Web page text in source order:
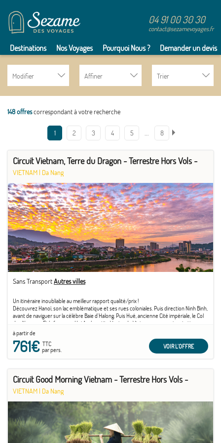
04 91 00 30 30
contact@sezamevoyages.fr
Destinations Nos Voyages Pourquoi Nous ? Demander un devis
Modifier Affiner Trier
148 offrescorrespondant à votre recherche
1 2 3 4 5 … 8
Circuit Vietnam, Terre du Dragon - Terrestre Hors Vols -
VIETNAM | Da Nang
Sans TransportAutres villes
Un itinéraire inoubliable au meilleur rapport qualité/prix !
Découvrez Hanoï, son lac emblématique et ses rues coloniales. Puis direction Ninh Binh,
avant de naviguer sur la célèbre Baie d'Halong. Puis Hué, ancienne Cité impériale, le Col
des Nuages... Et la fameuse Hoi An, la petite Venise du Vietnam avec ses inspirations
japonaises et chinoises. Sans oublier le charme de l'antique Saigon...
à partir de
761€TTC
par pers.
VOIR L'OFFRE
Circuit Good Morning Vietnam - Terrestre Hors Vols -
VIETNAM | Da Nang